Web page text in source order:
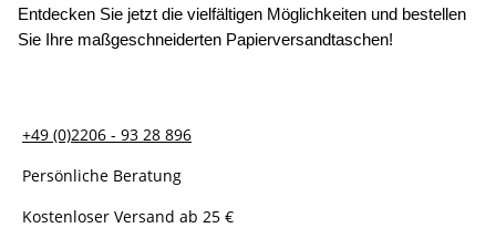
Entdecken Sie jetzt die vielfältigen Möglichkeiten und bestellen
Sie Ihre maßgeschneiderten Papierversandtaschen!
+49 (0)2206 - 93 28 896
Persönliche Beratung
Kostenloser Versand ab 25 €